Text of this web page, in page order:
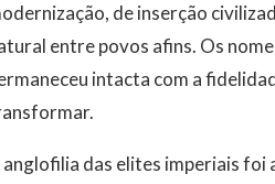
de inserção
entre povos afins. Os
intacta com a
anglofilia das elites imperiais foi